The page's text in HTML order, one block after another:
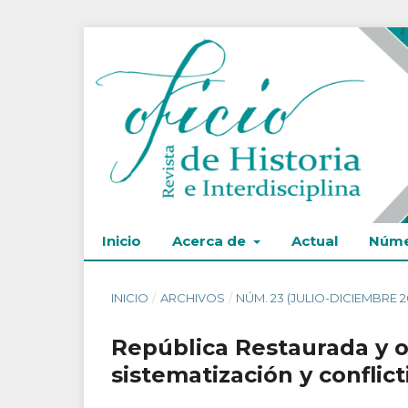
Inicio Acerca de Actual
INICIO / ARCHIVOS / NÚM. 23 (JULIO-DICIEMBRE
República Restaurada y
sistematización y